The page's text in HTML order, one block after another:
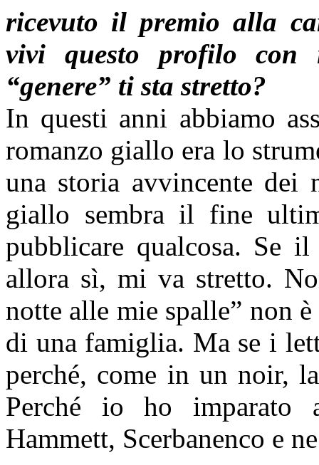
ricevuto il premio alla
vivi questo profilo
“genere” ti sta stretto?
In questi anni abbiamo
romanzo giallo era lo
una storia avvincente dei
giallo sembra il fine
pubblicare qualcosa. Se
allora sì, mi va stretto.
notte alle mie spalle” non
di una famiglia. Ma se i
perché, come in un noir,
Perché io ho imparato
Hammett, Scerbanenco e